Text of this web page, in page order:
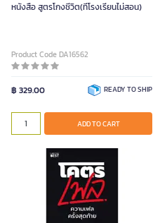
หนังสือ สูตรโกงชีวิต(ที่โรงเรียนไม่สอน)
Product Code DA16562
฿ 329.00 READY TO SHIP
ADD TO CART